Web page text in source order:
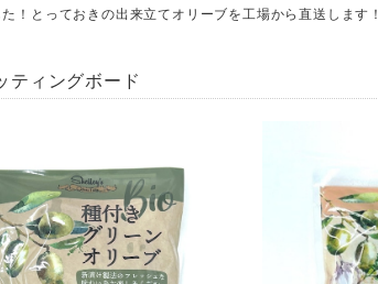
！とっておきの出来立てオリーブを工場から直送します！
ティングボード